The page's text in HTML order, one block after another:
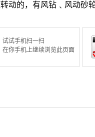
动的，有风钻﹑风动砂
试试手机扫一扫
在你手机上继续浏览此页面